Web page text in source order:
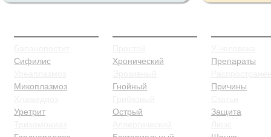
Сифилис
Микоплазмоз
Уретрит
Хронический
Гнойный
Острый
Препараты
Причины
Защита